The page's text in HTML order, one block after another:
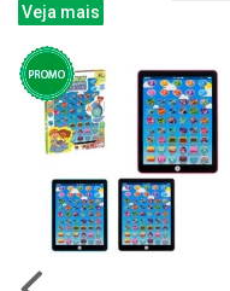
Veja mais